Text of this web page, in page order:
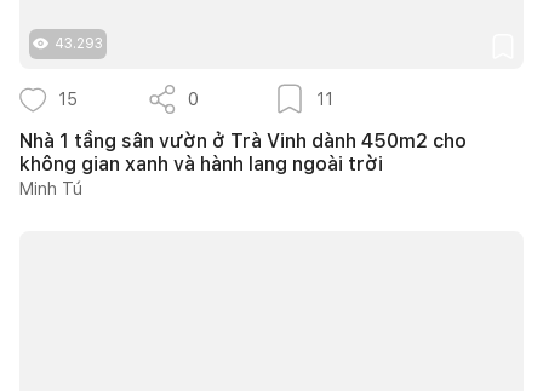
43.293
15 0 11
Nhà 1 tầng sân vườn ở Trà Vinh dành 450m2 cho
không gian xanh và hành lang ngoài trời
Minh Tú